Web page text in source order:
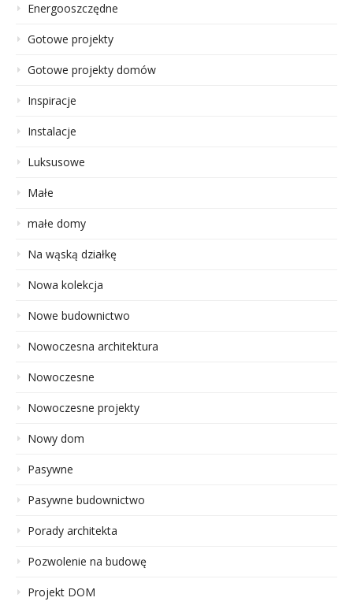
Energooszczędne
Gotowe projekty
Gotowe projekty domów
Inspiracje
Instalacje
Luksusowe
Małe
małe domy
Na wąską działkę
Nowa kolekcja
Nowe budownictwo
Nowoczesna architektura
Nowoczesne
Nowoczesne projekty
Nowy dom
Pasywne
Pasywne budownictwo
Porady architekta
Pozwolenie na budowę
Projekt DOM